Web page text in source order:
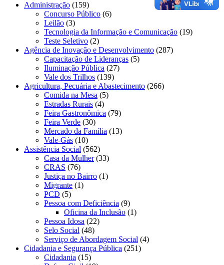
Administração (159)
Concurso Público (6)
Leilão (3)
Tecnologia da Informação e Comunicação (19)
Teste Seletivo (2)
Agência de Inovação e Desenvolvimento (287)
Capacitação de Lideranças (5)
Iluminação Pública (27)
Vale dos Trilhos (139)
Agricultura, Pecuária e Abastecimento (266)
Comida na Mesa (5)
Estradas Rurais (4)
Feira Gastronômica (79)
Feira Verde (30)
Mercado da Família (13)
Vale-Gás (10)
Assistência Social (562)
Casa da Mulher(33)
CRAS (76)
Justiça no Bairro (1)
Migrante (1)
PCD (5)
Pessoa com Deficiência (9)
Oficina da Inclusão (1)
Pessoa Idosa (22)
Selo Social (48)
Serviço de Abordagem Social (4)
Cidadania e Segurança Pública (251)
Cidadania (15)